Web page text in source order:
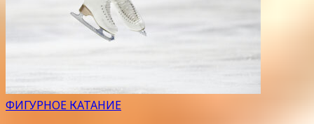
ФИГУРНОЕ КАТАНИЕ